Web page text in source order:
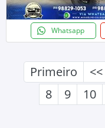
Whatsapp
Primeiro <<
8
9 10